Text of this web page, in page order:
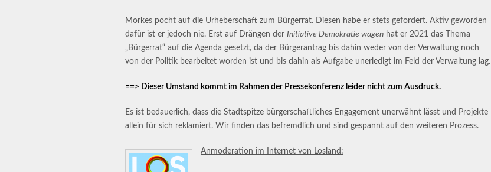
Morkes pocht auf die Urheberschaft zum Bürgerrat. Diesen habe er stets gefordert. Aktiv geworden
dafür ist er jedoch nie. Erst auf Drängen der Initiative Demokratie wagen hat er 2021 das Thema
„Bürgerrat“ auf die Agenda gesetzt, da der Bürgerantrag bis dahin weder von der Verwaltung noch
von der Politik bearbeitet worden ist und bis dahin als Aufgabe unerledigt im Feld der Verwaltung lag.
==> Dieser Umstand kommt im Rahmen der Pressekonferenz leider nicht zum Ausdruck.
Es ist bedauerlich, dass die Stadtspitze bürgerschaftliches Engagement unerwähnt lässt und Projekte
allein für sich reklamiert. Wir finden das befremdlich und sind gespannt auf den weiteren Prozess.
Anmoderation im Internet von Losland: